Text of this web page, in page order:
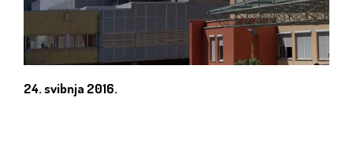
24. svibnja 2016.